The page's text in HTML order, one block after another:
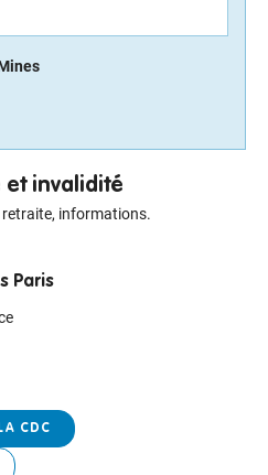
et invalidité
informations.
Paris
CDC